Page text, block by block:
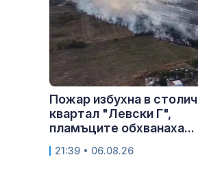
Пожар избухна в
квартал "Левски Г",
пламъците обхванаха...
21:39 • 06.08.26